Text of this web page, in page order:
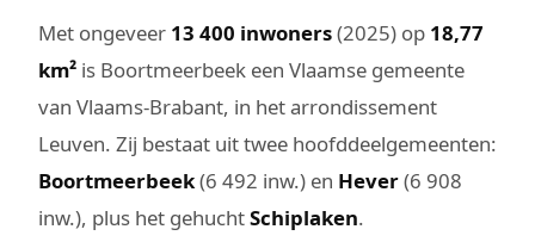
Met ongeveer 13 400 inwoners(2025) op 18,77
km² is Boortmeerbeek een Vlaamse gemeente
van Vlaams-Brabant, in het arrondissement
Leuven. Zij bestaat uit twee hoofddeelgemeenten:
Boortmeerbeek(6 492 inw.) en Hever(6 908
inw.), plus het gehuchtSchiplaken.